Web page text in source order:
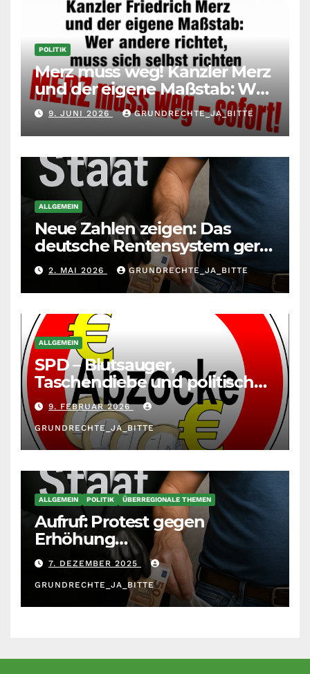
POLITIK
Merz muss weg! Kanzler Merz
und der eigene Maßstab: Wer
andere richtet, muss sich
selbst richten
9. JUNI 2026 GRUNDRECHTE_JA_BITTE
ALLGEMEIN
Neue Zahlen zeigen: Das
deutsche Rentensystem gerät
durch die
Massenzuwanderung
zunehmend unter die Räder.
2. MAI 2026 GRUNDRECHTE_JA_BITTE
ALLGEMEIN
SPD – Blutsauger,
Taschendiebe und politisch
unberechenbar
9. FEBRUAR 2026
GRUNDRECHTE_JA_BITTE
ALLGEMEIN POLITIK ÜBERREGIONALE THEMEN
Aufruf: Protest gegen
Erhöhung
Krankenkassenbeiträge
7. DEZEMBER 2025
GRUNDRECHTE_JA_BITTE